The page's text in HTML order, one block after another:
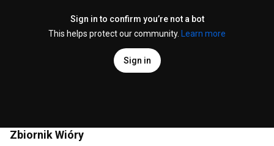
Sign in to confirm you’re not a bot
This helps protect our community.
Learn more
Sign in
Zbiornik Wióry